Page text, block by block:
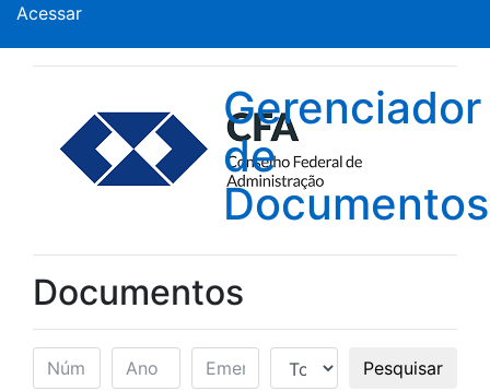
Acessar
Gerenciador
de
Documentos
Documentos
Pesquisar